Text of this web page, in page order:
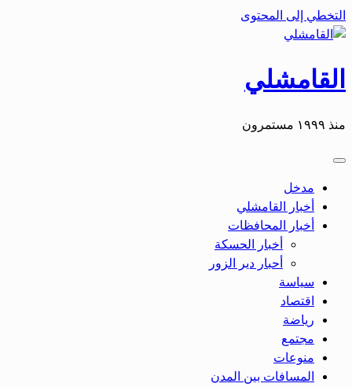
التخطي إلى المحتوى
القامشلي
منذ ١٩٩٩ مستمرون
مدخل
أخبار القامشلي
أخبار المحافظات
أخبار الحسكة
أحبار دير الزور
سياسة
اقتصاد
رياضة
مجتمع
منوعات
المسافات بين المدن